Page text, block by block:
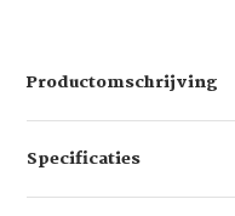
Productomschrijving
Specificaties